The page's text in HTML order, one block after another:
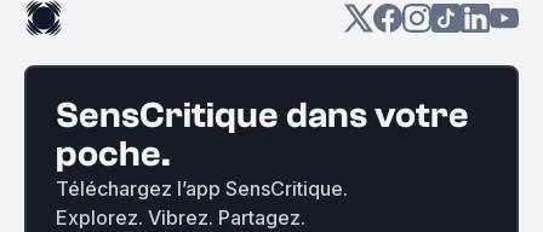
SensCritique dans votre
poche.
Téléchargez l’app SensCritique.
Explorez. Vibrez. Partagez.